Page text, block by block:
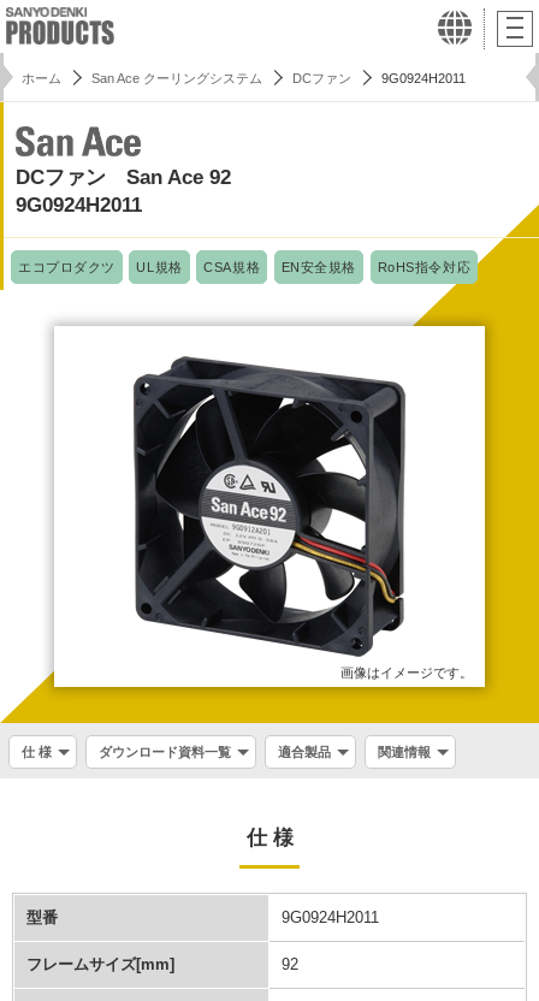
ホーム San Ace クーリングシステム DCファン 9G0924H2011
DCファン San Ace 92
9G0924H2011
エコプロダクツ UL規格 CSA規格 EN安全規格 RoHS指令対応
画像はイメージです。
仕 様 ダウンロード資料一覧 適合製品 関連情報
仕 様
型番 9G0924H2011
フレームサイズ[mm] 92